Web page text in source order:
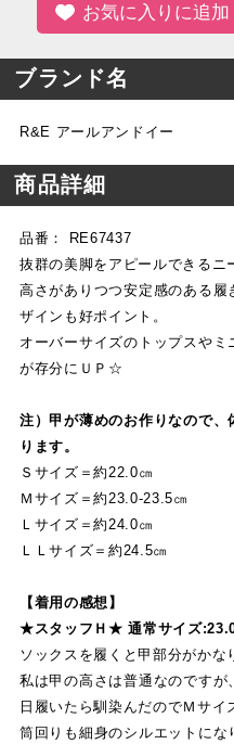
お気に入りに追加
ブランド名
R&E アールアンドイー
商品詳細
品番： RE67437
抜群の美脚をアピールできるニ
高さがありつつ安定感のある
ザインも好ポイント。
オーバーサイズのトップスや
が存分にＵＰ☆
注）甲が薄めのお作りなので
ります。
Ｓサイズ＝約22.0㎝
Ｍサイズ＝約23.0-23.5㎝
Ｌサイズ＝約24.0㎝
ＬＬサイズ＝約24.5㎝
【着用の感想】
★スタッフＨ★ 通常サイズ:23.0
ソックスを履くと甲部分がかな
私は甲の高さは普通なのです
日履いたら馴染んだのでＭサイ
筒回りも細身のシルエットに